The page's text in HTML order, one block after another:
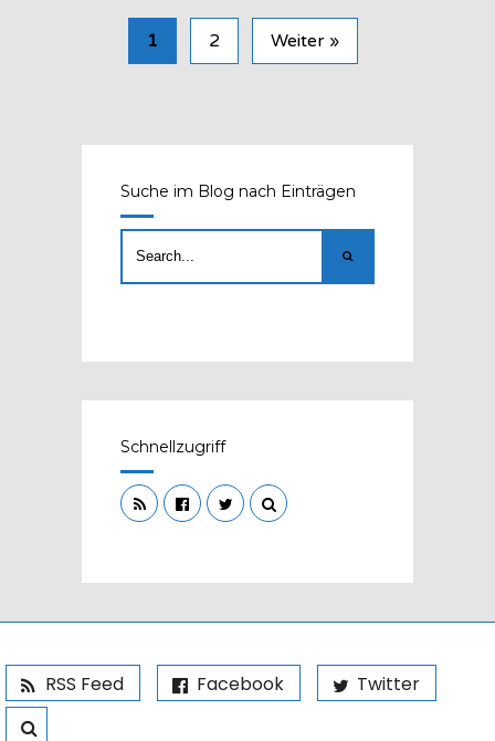
1 2 Weiter »
Suche im Blog nach Einträgen
Schnellzugriff
RSS Feed Facebook Twitter